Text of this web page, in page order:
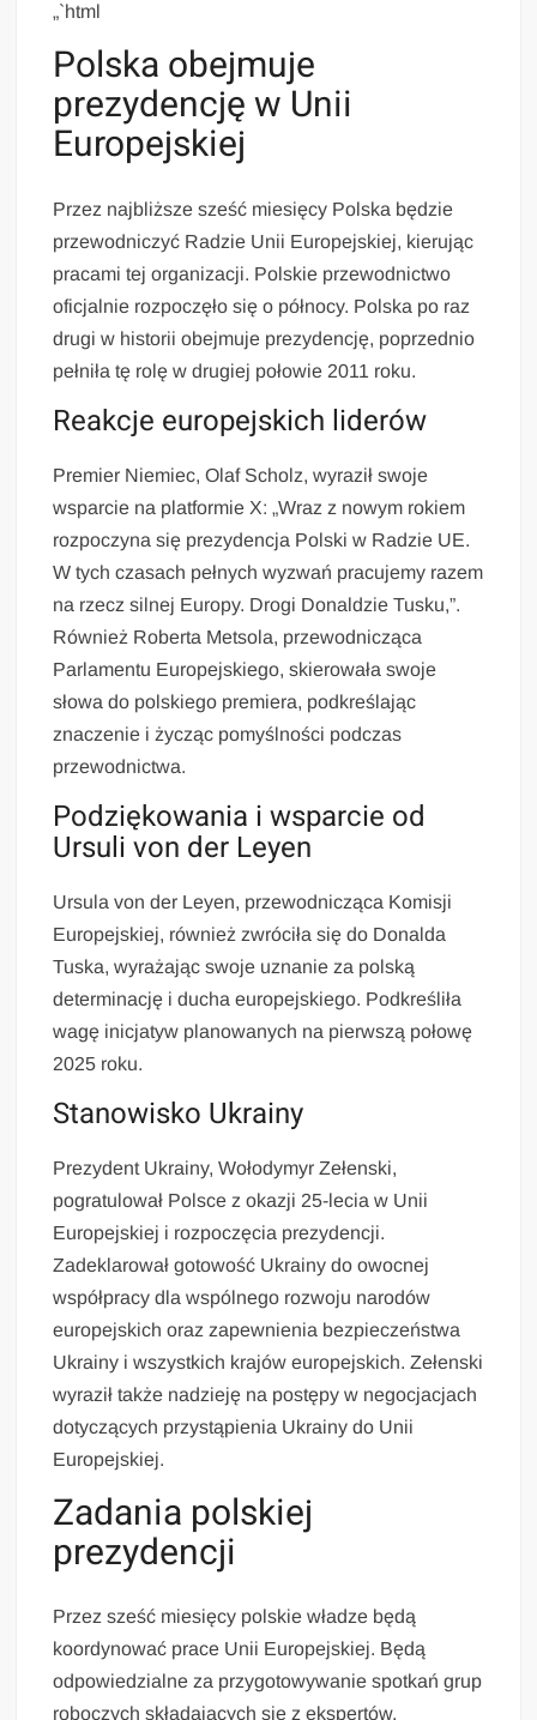
„`html
Polska obejmuje
prezydencję w Unii
Europejskiej
Przez najbliższe sześć miesięcy Polska będzie
przewodniczyć Radzie Unii Europejskiej, kierując
pracami tej organizacji. Polskie przewodnictwo
oficjalnie rozpoczęło się o północy. Polska po raz
drugi w historii obejmuje prezydencję, poprzednio
pełniła tę rolę w drugiej połowie 2011 roku.
Reakcje europejskich liderów
Premier Niemiec, Olaf Scholz, wyraził swoje
wsparcie na platformie X: „Wraz z nowym rokiem
rozpoczyna się prezydencja Polski w Radzie UE.
W tych czasach pełnych wyzwań pracujemy razem
na rzecz silnej Europy. Drogi Donaldzie Tusku,”.
Również Roberta Metsola, przewodnicząca
Parlamentu Europejskiego, skierowała swoje
słowa do polskiego premiera, podkreślając
znaczenie i życząc pomyślności podczas
przewodnictwa.
Podziękowania i wsparcie od
Ursuli von der Leyen
Ursula von der Leyen, przewodnicząca Komisji
Europejskiej, również zwróciła się do Donalda
Tuska, wyrażając swoje uznanie za polską
determinację i ducha europejskiego. Podkreśliła
wagę inicjatyw planowanych na pierwszą połowę
2025 roku.
Stanowisko Ukrainy
Prezydent Ukrainy, Wołodymyr Zełenski,
pogratulował Polsce z okazji 25-lecia w Unii
Europejskiej i rozpoczęcia prezydencji.
Zadeklarował gotowość Ukrainy do owocnej
współpracy dla wspólnego rozwoju narodów
europejskich oraz zapewnienia bezpieczeństwa
Ukrainy i wszystkich krajów europejskich. Zełenski
wyraził także nadzieję na postępy w negocjacjach
dotyczących przystąpienia Ukrainy do Unii
Europejskiej.
Zadania polskiej
prezydencji
Przez sześć miesięcy polskie władze będą
koordynować prace Unii Europejskiej. Będą
odpowiedzialne za przygotowywanie spotkań grup
roboczych składających się z ekspertów,